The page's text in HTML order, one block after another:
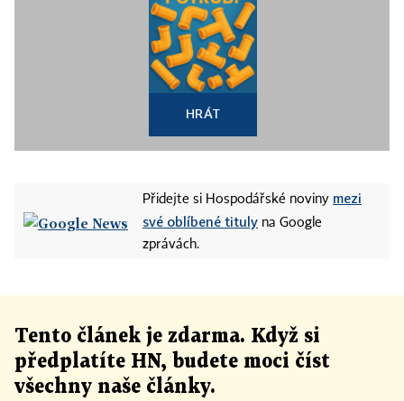
HRÁT
Přidejte si Hospodářské noviny mezi
své oblíbené tituly na Google
zprávách.
Tento článek je zdarma. Když si
předplatíte HN, budete moci číst
všechny naše články.